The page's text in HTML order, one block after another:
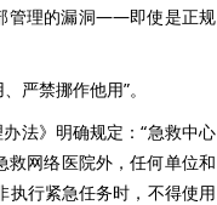
管理的漏洞——即使是正规
禁挪作他用”。
法》明确规定：“急救中心
救网络医院外，任何单位和
执行紧急任务时，不得使用